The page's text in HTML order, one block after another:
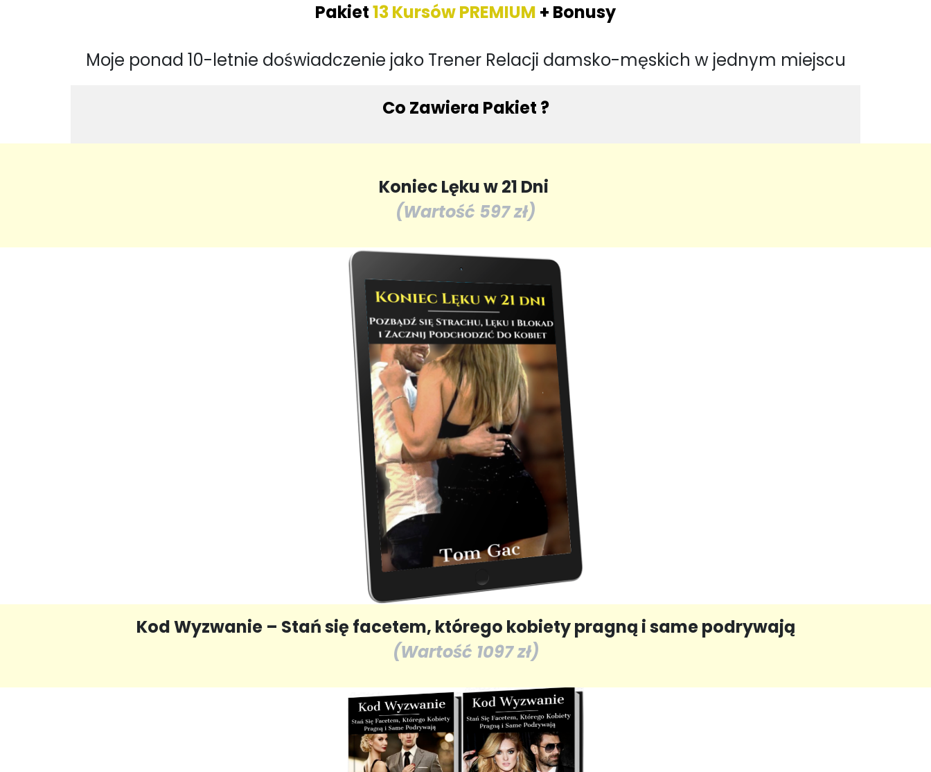
Pakiet13 Kursów PREMIUM + Bonusy
Moje ponad 10-letnie doświadczenie jako Trener Relacji damsko-męskich w jednym miejscu
Co Zawiera Pakiet ?
Koniec Lęku w 21 Dni
(Wartość 597 zł)
Kod Wyzwanie – Stań się facetem, którego kobiety pragną i same podrywają
(Wartość 1097 zł)